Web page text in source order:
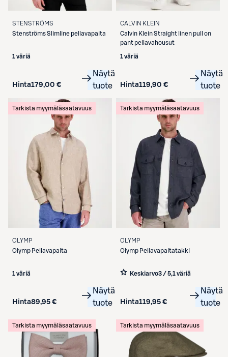
STENSTRÖMS
StenströmsSlimline pellavapaita
1 väriä
Hinta179,00 €
Näytä
tuote
CALVIN KLEIN
Calvin KleinStraight linen pull on
pant pellavahousut
1 väriä
Hinta119,90 €
Näytä
tuote
Tarkista myymäläsaatavuus
OLYMP
Olymp Pellavapaita
1 väriä
Hinta89,95 €
Näytä
tuote
Tarkista myymäläsaatavuus
OLYMP
Olymp Pellavapaitatakki
Keskiarvo3 / 5,1 väriä
Hinta119,95 €
Näytä
tuote
Tarkista myymäläsaatavuus Tarkista myymäläsaatavuus